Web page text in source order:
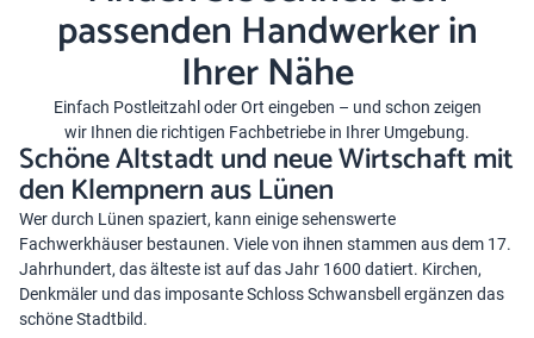
passenden Handwerker in
Ihrer Nähe
Einfach Postleitzahl oder Ort eingeben – und schon zeigen
wir Ihnen die richtigen Fachbetriebe in Ihrer Umgebung.
Schöne Altstadt und neue Wirtschaft mit
den Klempnern aus Lünen
Wer durch Lünen spaziert, kann einige sehenswerte
Fachwerkhäuser bestaunen. Viele von ihnen stammen aus dem 17.
Jahrhundert, das älteste ist auf das Jahr 1600 datiert. Kirchen,
Denkmäler und das imposante Schloss Schwansbell ergänzen das
schöne Stadtbild.